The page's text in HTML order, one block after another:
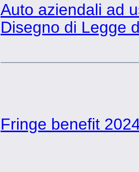
Auto aziendali ad
Disegno di Legge
Fringe benefit